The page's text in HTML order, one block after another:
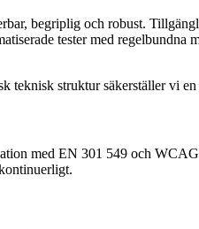
begriplig och robust.
tester med regelbundna
struktur säkerställer vi
med EN 301 549 och